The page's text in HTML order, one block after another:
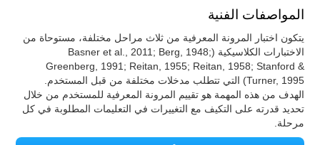
المواصفات الفنية
يتكون اختبار المرونة المعرفية من ثلاث مراحل مختلفة، مستوحاة من
الاختبارات الكلاسيكية (Basner et al., 2011; Berg, 1948;
Greenberg, 1991; Reitan, 1955; Reitan, 1958; Stanford &
Turner, 1995) التي تتطلب مدخلات مختلفة من قبل المستخدم.
الهدف من هذه المهمة هو تقييم المرونة المعرفية للمستخدم من خلال
تحديد قدرته على التكيف مع التغييرات في التعليمات المطلوبة في كل
مرحلة.